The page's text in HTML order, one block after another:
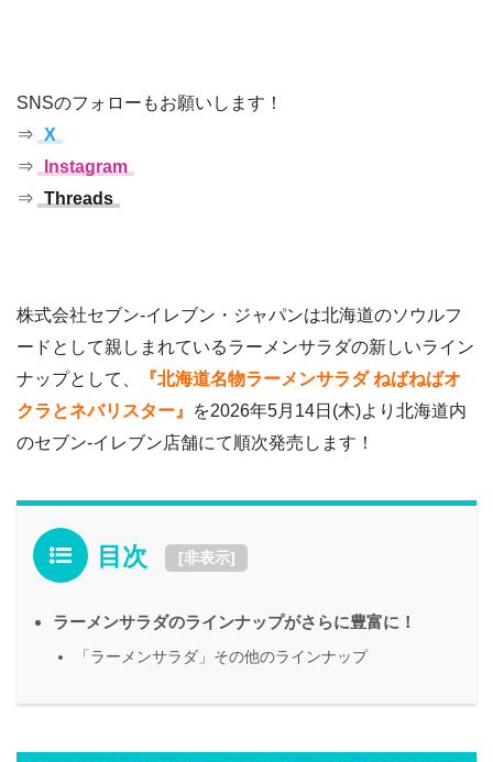
SNSのフォローもお願いします！
⇒ X
⇒
Instagram
⇒ Threads
株式会社セブン‐イレブン・ジャパンは北海道のソウルフ
ードとして親しまれているラーメンサラダの新しいライン
ナップとして、
『北海道名物ラーメンサラダ ねばねばオ
クラとネバリスター』
を2026年5月14日(木)より北海道内
のセブン‐イレブン店舗にて順次発売します！
目次 [非表示]
ラーメンサラダのラインナップがさらに豊富に！
「ラーメンサラダ」その他のラインナップ